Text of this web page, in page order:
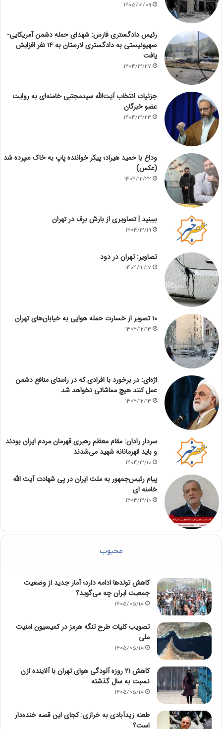
1405/01/09
رئیس دادگستری فارس: شهدای حمله دشمن آمریکایی-
صهیونیستی به دادگستری لارستان به ۱۴ نفر افزایش
یافت
1404/12/27
جزئیات انتخاب آیت‌الله سیدمجتبی خامنه‌ای به روایت
عضو خبرگان
1404/12/23
وداع با حمید هیراد؛ پیکر خواننده پاپ به خاک سپرده شد
(عکس)
1404/12/22
ببینید | تصاویری از بارش برف در تهران
1404/12/19
تصاویر: تهران در دود
1404/12/17
۱۰ تصویر از خسارت حمله هوایی به خیابان‌های تهران
1404/12/13
اژه‌ای: در برخورد با افرادی که در راستای منافع دشمن
عمل کنند هیچ مماشاتی نخواهد شد
1404/12/13
سردار رادان: مقام معظم رهبری قهرمان مردم ایران بودند
و باید قهرمانانه شهید می‌شدند
1404/12/10
پیام رئیس‌جمهور به ملت ایران در پی شهادت آیت الله
خامنه ای
1404/12/10
محبوب
کاهش تولدها ادامه دارد؛ آمار جدید از وضعیت
جمعیت ایران چه می‌گوید؟
1405/05/18
تصویب کلیات طرح تنگه هرمز در کمیسیون امنیت
ملی
1405/05/18
کاهش ۲۱ روزه آلودگی هوای تهران با آلاینده ازن
نسبت به سال گذشته
1405/05/18
طعنه زیدآبادی به خرازی: کجای این قصه خنده‌دار
است؟